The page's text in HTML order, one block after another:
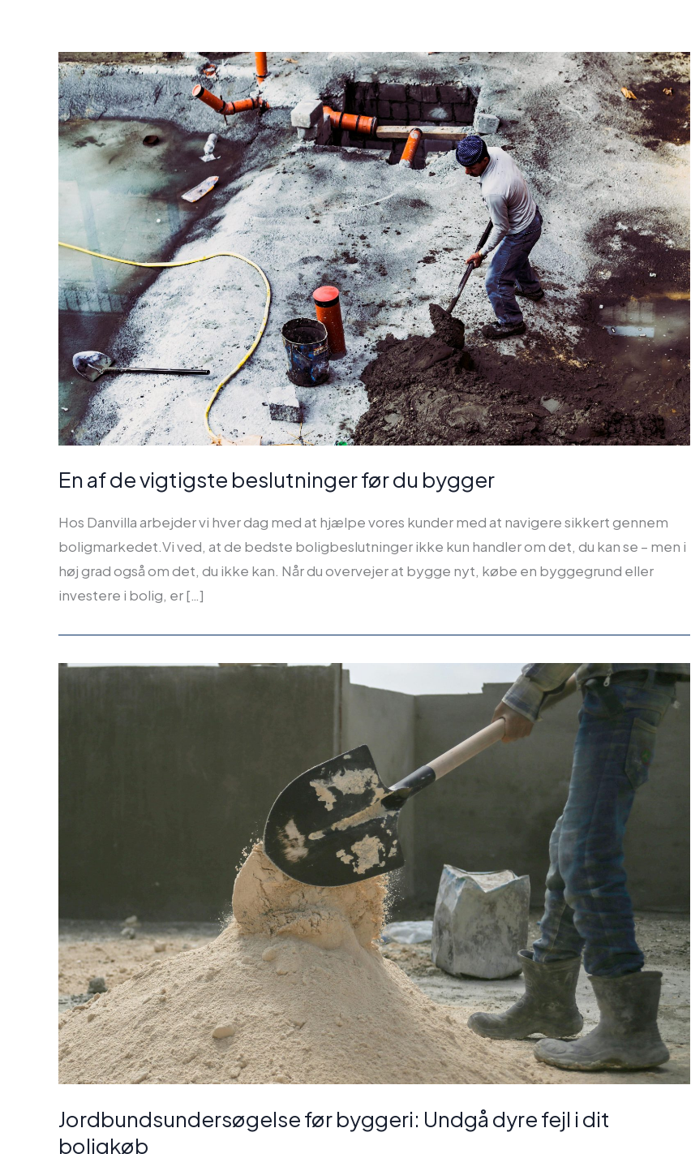
En af de vigtigste beslutninger før du bygger
Hos Danvilla arbejder vi hver dag med at hjælpe vores kunder med at navigere sikkert gennem
boligmarkedet.Vi ved, at de bedste boligbeslutninger ikke kun handler om det, du kan se – men i
høj grad også om det, du ikke kan. Når du overvejer at bygge nyt, købe en byggegrund eller
investere i bolig, er […]
Jordbundsundersøgelse før byggeri: Undgå dyre fejl i dit
boligkøb